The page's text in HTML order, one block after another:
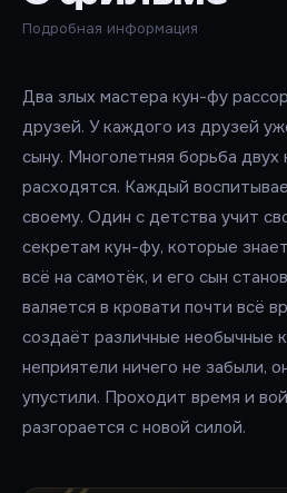
Подробная информация
Два злых мастера кун-фу
друзей. У каждого из друзей
сыну. Многолетняя борьба двух
расходятся. Каждый
своему. Один с детства учит
секретам кун-фу, которые
всё на самотёк, и его сын
валяется в кровати почти всё
создаёт различные необычные
неприятели ничего не забыли,
упустили. Проходит время и
разгорается с новой силой.